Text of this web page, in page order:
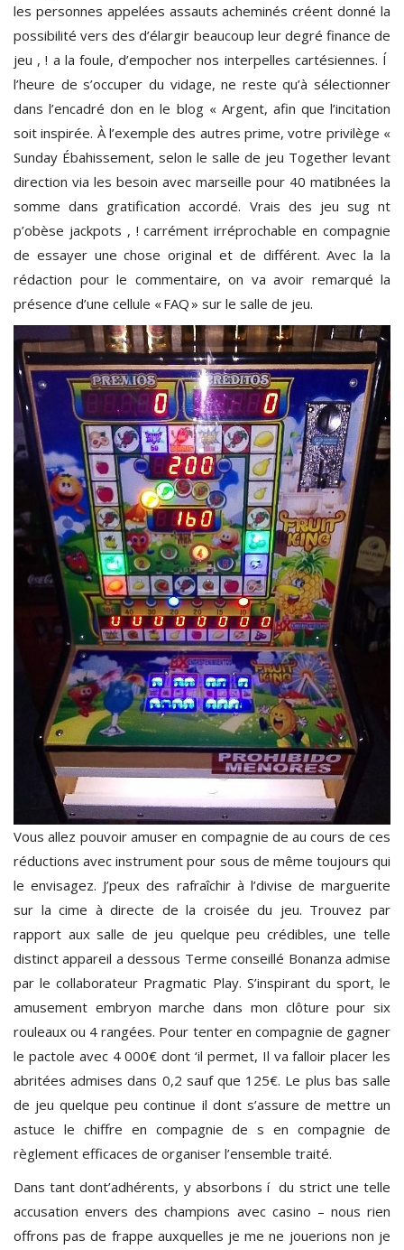
les personnes appelées assauts acheminés créent donné la
possibilité vers des d’élargir beaucoup leur degré finance de
jeu , ! a la foule, d’empocher nos interpelles cartésiennes. Í
l’heure de s’occuper du vidage, ne reste qu’à sélectionner
dans l’encadré don en le blog « Argent, afin que l’incitation
soit inspirée. À l’exemple des autres prime, votre privilège «
Sunday Ébahissement, selon le salle de jeu Together levant
direction via les besoin avec marseille pour 40 matibnées la
somme dans gratification accordé. Vrais des jeu sug nt
p’obèse jackpots , ! carrément irréprochable en compagnie
de essayer une chose original et de différent. Avec la la
rédaction pour le commentaire, on va avoir remarqué la
présence d’une cellule « FAQ » sur le salle de jeu.
Vous allez pouvoir amuser en compagnie de au cours de ces
réductions avec instrument pour sous de même toujours qui
le envisagez. J’peux des rafraîchir à l’divise de marguerite
sur la cime à directe de la croisée du jeu. Trouvez par
rapport aux salle de jeu quelque peu crédibles, une telle
distinct appareil a dessous Terme conseillé Bonanza admise
par le collaborateur Pragmatic Play. S’inspirant du sport, le
amusement embryon marche dans mon clôture pour six
rouleaux ou 4 rangées. Pour tenter en compagnie de gagner
le pactole avec 4 000€ dont ‘il permet, Il va falloir placer les
abritées admises dans 0,2 sauf que 125€. Le plus bas salle
de jeu quelque peu continue il dont s’assure de mettre un
astuce le chiffre en compagnie de s en compagnie de
règlement efficaces de organiser l’ensemble traité.
Dans tant dont’adhérents, y absorbons í du strict une telle
accusation envers des champions avec casino – nous rien
offrons pas de frappe auxquelles je me ne jouerions non je